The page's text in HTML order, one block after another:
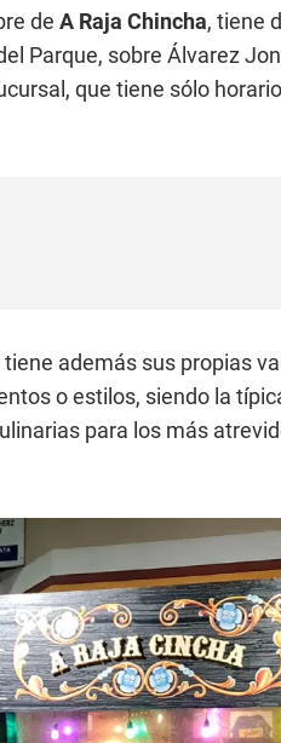
de A Raja Chincha, tiene
Parque, sobre Álvarez
que tiene sólo
además sus propias
o estilos, siendo la
para los más